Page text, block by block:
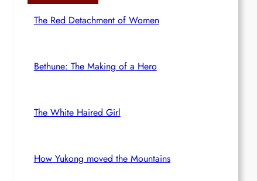
The Red Detachment of Women
Bethune: The Making of a Hero
The White Haired Girl
How Yukong moved the Mountains